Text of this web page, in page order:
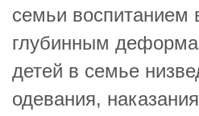
семьи воспитанием
глубинным
детей в семье
одевания,